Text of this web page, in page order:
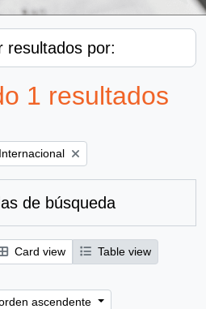
resultados por:
1 resultados
de búsqueda
Card view
Table view
ascendente